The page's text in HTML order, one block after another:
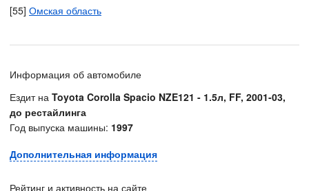
[55] Омская область
Информация об автомобиле
Ездит на Toyota Corolla Spacio NZE121 - 1.5л, FF, 2001-03,
до рестайлинга
Год выпуска машины: 1997
Дополнительная информация
Рейтинг и активность на сайте